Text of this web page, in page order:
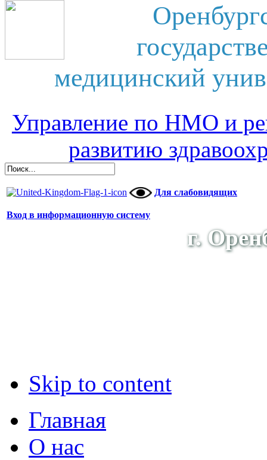
медицинский
Управление по НМО и
развитию
Для слабовидящих
Вход в информационную систему
г.
Skip to content
Главная
О нас